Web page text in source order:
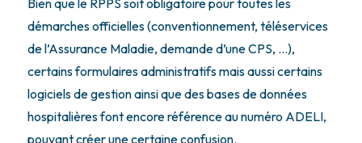
démarches officielles (conventionnement, téléservices
de l’Assurance Maladie, demande d’une CPS, …),
certains formulaires administratifs mais aussi certains
logiciels de gestion ainsi que des bases de données
hospitalières font encore référence au numéro ADELI,
pouvant créer une certaine confusion.